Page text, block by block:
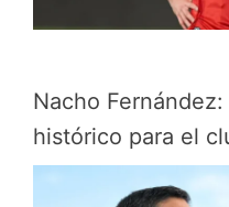
Nacho
histórico para el